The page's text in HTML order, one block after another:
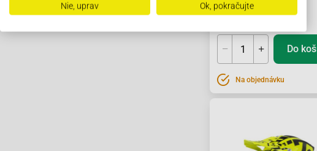
102.46 €
Do
Na objednávku
Nie, uprav Ok, pokračujte